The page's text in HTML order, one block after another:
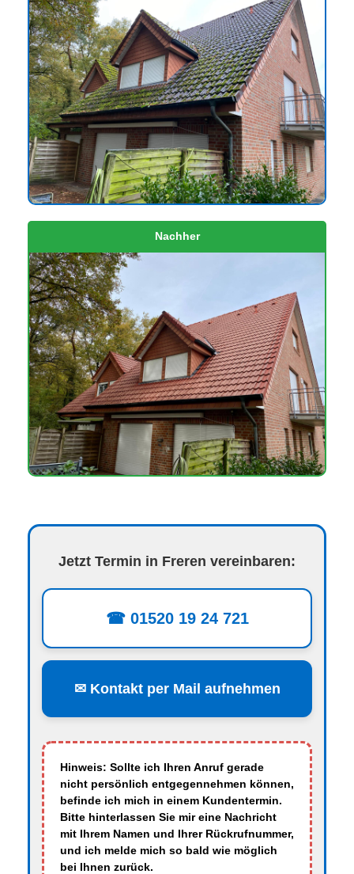
Nachher
Jetzt Termin in Freren vereinbaren:
☎ 01520 19 24 721
✉ Kontakt per Mail aufnehmen
Hinweis: Sollte ich Ihren Anruf gerade
nicht persönlich entgegennehmen können,
befinde ich mich in einem Kundentermin.
Bitte hinterlassen Sie mir eine Nachricht
mit Ihrem Namen und Ihrer Rückrufnummer,
und ich melde mich so bald wie möglich
bei Ihnen zurück.